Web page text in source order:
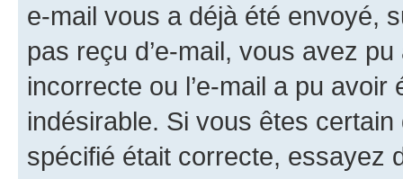
e-mail vous a déjà été envoyé,
pas reçu d’e-mail, vous avez
incorrecte ou l’e-mail a pu
indésirable. Si vous êtes
spécifié était correcte, essayez